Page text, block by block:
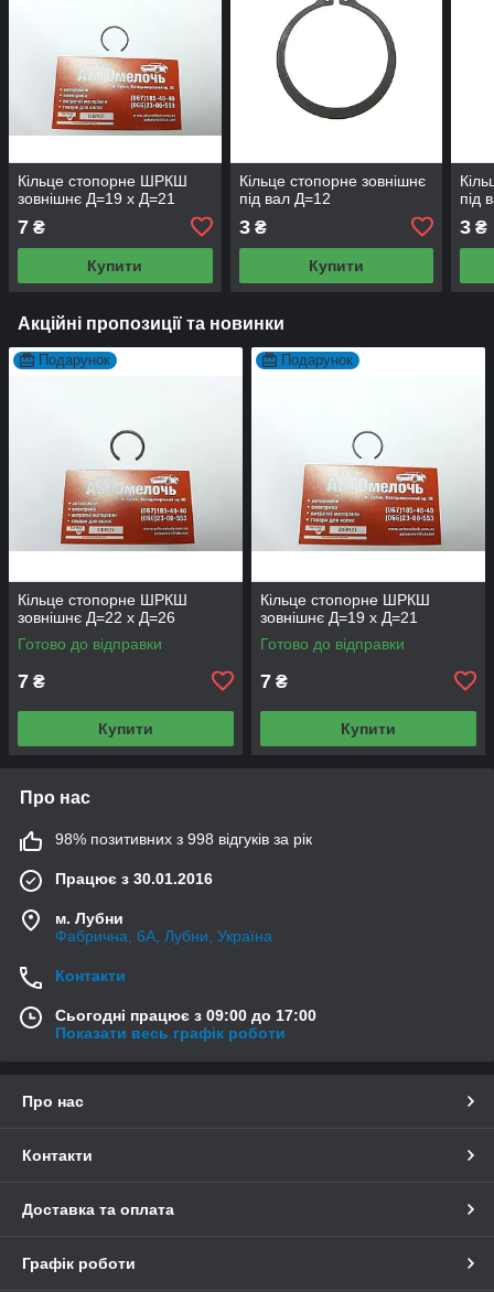
Кільце стопорне ШРКШ
зовнішнє Д=19 x Д=21
7 ₴
Купити
Кільце стопорне зовнішнє
під вал Д=12
3₴
Купити
під
3 ₴
Акційні пропозиції та новинки
Подарунок
Кільце стопорне ШРКШ
зовнішнє Д=22 x Д=26
Готово до відправки
7 ₴
Купити
Подарунок
Кільце стопорне ШРКШ
зовнішнє Д=19 x Д=21
Готово до відправки
7 ₴
Купити
Про нас
98% позитивних з 998 відгуків за рік
Працює з 30.01.2016
м. Лубни
Фабрична, 6А, Лубни, Україна
Контакти
Сьогодні працює з 09:00 до 17:00
Показати весь графік роботи
Про нас
Контакти
Доставка та оплата
Графік роботи